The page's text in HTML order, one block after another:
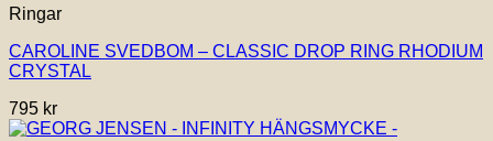
Ringar
CAROLINE SVEDBOM – CLASSIC DROP RING RHODIUM
CRYSTAL
795 kr